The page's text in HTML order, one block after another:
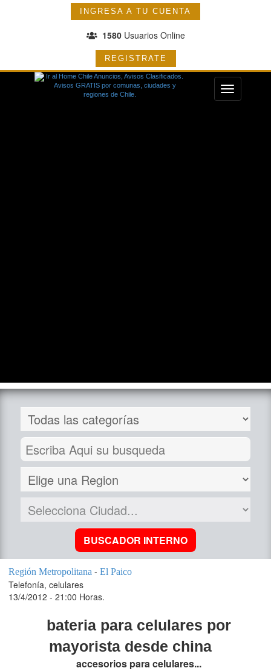
INGRESA A TU CUENTA
1580Usuarios Online
REGISTRATE
Menu
Región Metropolitana -El Paico
Telefonía, celulares
13/4/2012 - 21:00 Horas.
bateria para celulares por
mayorista desde china
accesorios para celulares...